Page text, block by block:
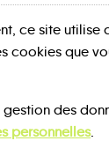
ce site utilise
cookies que
des
personnelles.